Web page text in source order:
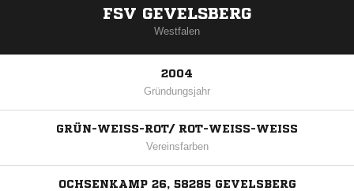
FSV GEVELSBERG
Westfalen
2004
Gründungsjahr
GRÜN-WEISS-ROT/ ROT-WEISS-WEISS
Vereinsfarben
OCHSENKAMP 26, 58285 GEVELSBERG